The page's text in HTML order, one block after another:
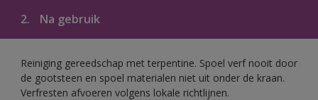
2. Na gebruik
Reiniging gereedschap met terpentine. Spoel verf nooit door
de gootsteen en spoel materialen niet uit onder de kraan.
Verfresten afvoeren volgens lokale richtlijnen.